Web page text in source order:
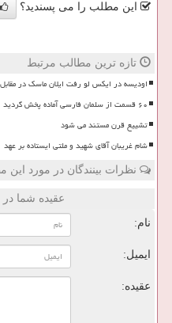
این مطلب را می پسندید؟
تازه ترین مطالب مرتبط
اودیسه در ایکس لو رفت ایلان ماسک در مقابل
۶۰ قسمت از سلمان فارسی آماده پخش گردید
تشییع قرن مستند می شود
شام غریبان آقای شهید و ملتی ایستاده بر عهد
نظرات بینندگان در مورد این
عقیده شما
نام:
ایمیل:
عقیده: